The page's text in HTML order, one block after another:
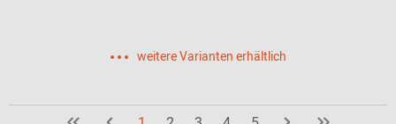
weitere Varianten erhältlich